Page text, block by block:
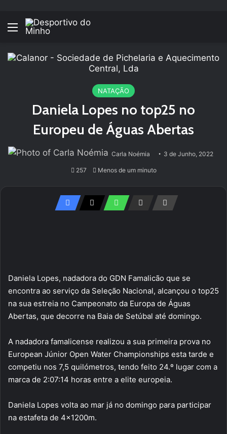
Menu
NATAÇÃO
Daniela Lopes no top25 no
Europeu de Águas Abertas
Carla Noémia 3 de Junho, 2022
257 Menos de um minuto
Daniela Lopes, nadadora do GDN Famalicão que se
encontra ao serviço da Seleção Nacional, alcançou o top25
na sua estreia no Campeonato da Europa de Águas
Abertas, que decorre na Baia de Setúbal até domingo.
A nadadora famalicense realizou a sua primeira prova no
European Júnior Open Water Championships esta tarde e
competiu nos 7,5 quilómetros, tendo feito 24.º lugar com a
marca de 2:07:14 horas entre a elite europeia.
Daniela Lopes volta ao mar já no domingo para participar
na estafeta de 4x1200m.